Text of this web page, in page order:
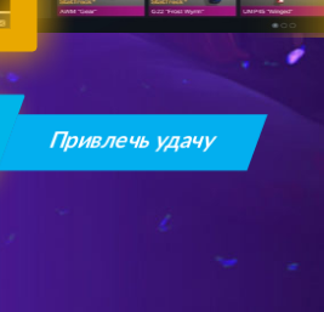
Привлечь удачу